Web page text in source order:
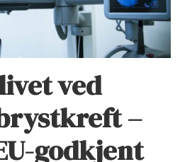
ved
–
godkjent